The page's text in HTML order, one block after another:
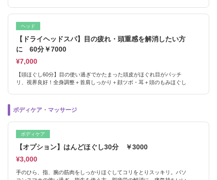
ヘッド
【ドライヘッドスパ】目の疲れ・頭重感を解消したい方
に 60分￥7000
¥7,000
【頭ほぐし60分】目の使い過ぎでかたまった頭皮がほぐれ目がパッチ
リ、視界良好！全身調整＋首肩しっかり＋顔ツボ・耳＋頭のもみほぐし
ボディケア・マッサージ
ボディケア
【オプション】はんどほぐし30分 ￥3000
¥3,000
手のひら、指、腕の筋肉をしっかりほぐしてコリをとりスッキリ。パソ